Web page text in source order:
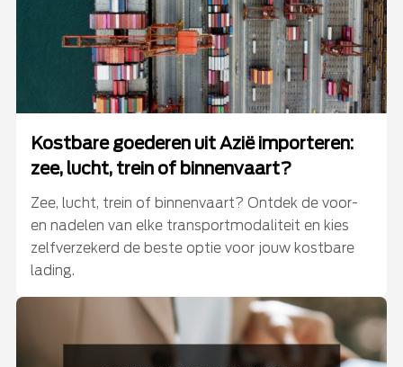
Kostbare goederen uit Azië importeren:
zee, lucht, trein of binnenvaart?
Zee, lucht, trein of binnenvaart? Ontdek de voor-
en nadelen van elke transportmodaliteit en kies
zelfverzekerd de beste optie voor jouw kostbare
lading.